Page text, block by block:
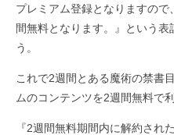
プレミアム登録となりますの
間無料となります。』という
う。
これで2週間とある魔術の禁書
ムのコンテンツを2週間無料で
『2週間無料期間内に解約され